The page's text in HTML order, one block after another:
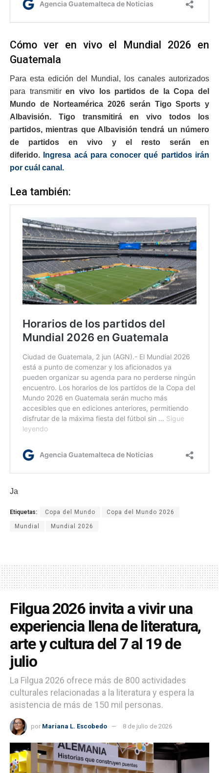
Cómo ver en vivo el Mundial 2026 en
Guatemala
Para esta edición del Mundial, los canales autorizados
para transmitiren vivo los partidos de la Copa del
Mundo de Norteamérica 2026 serán Tigo Sports y
Albavisión. Tigo transmitirá en vivo todos los
partidos, mientras que Albavisión tendrá un número
de partidos en vivo y el resto serán en
diferido.
Ingresa acá para conocer qué partidos irán
por cuál canal.
Lea también:
Ja
Etiquetas: Copa del Mundo Copa del Mundo 2026
Mundial Mundial 2026
Filgua 2026 invita a vivir una
experiencia llena de literatura,
arte y cultura del 7 al 19 de
julio
La Filgua 2026 ofrece más de 800 actividades
culturales relacionadas a la literatura y espera la
asistencia de más de 150 mil personas.
por Mariana L. Escobedo 8 de julio de 2026